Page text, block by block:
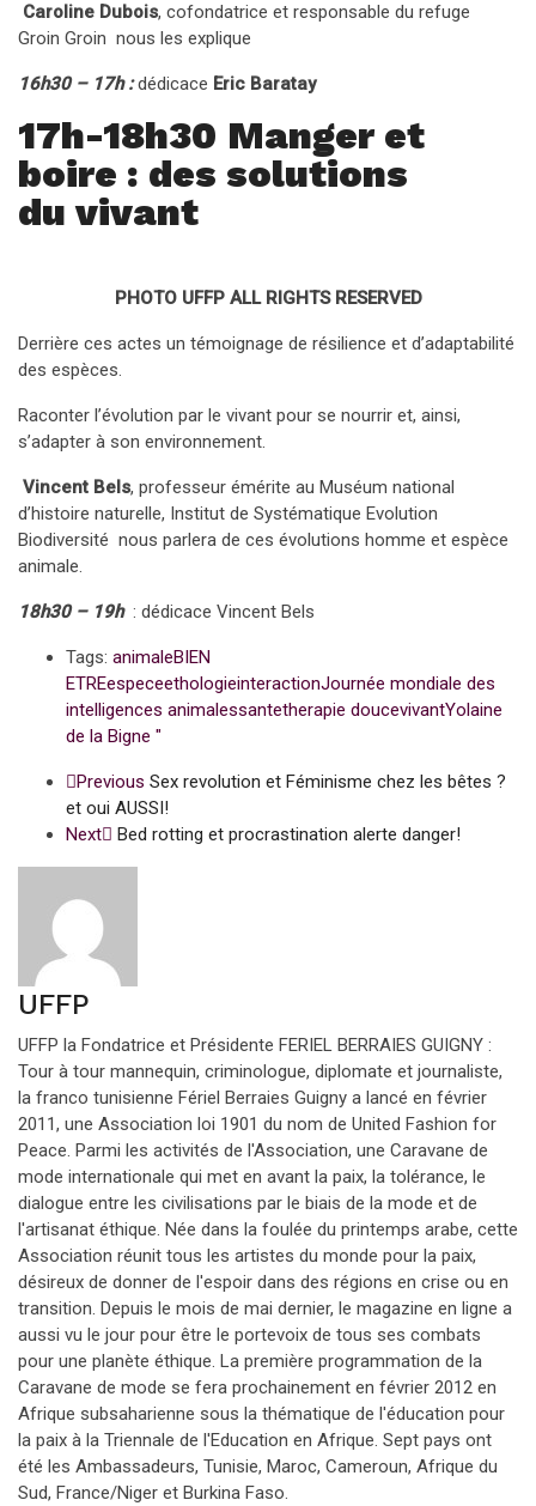
Caroline Dubois, cofondatrice et responsable du refuge
Groin Groin nous les explique
16h30 – 17h :dédicace Eric Baratay
17h-18h30 Manger et
boire : des solutions
du vivant
PHOTO UFFP ALL RIGHTS RESERVED
Derrière ces actes un témoignage de résilience et d’adaptabilité
des espèces.
Raconter l’évolution par le vivant pour se nourrir et, ainsi,
s’adapter à son environnement.
Vincent Bels, professeur émérite au Muséum national
d’histoire naturelle, Institut de Systématique Evolution
Biodiversité nous parlera de ces évolutions homme et espèce
animale.
18h30 – 19h: dédicace Vincent Bels
Tags: animaleBIEN
ETREespeceethologieinteractionJournée mondiale des
intelligences animalessantetherapie doucevivantYolaine
de la Bigne "
Previous Sex revolution et Féminisme chez les bêtes ?
et oui AUSSI!
Next
Bed rotting et procrastination alerte danger!
UFFP
UFFP la Fondatrice et Présidente FERIEL BERRAIES GUIGNY :
Tour à tour mannequin, criminologue, diplomate et journaliste,
la franco tunisienne Fériel Berraies Guigny a lancé en février
2011, une Association loi 1901 du nom de United Fashion for
Peace. Parmi les activités de l'Association, une Caravane de
mode internationale qui met en avant la paix, la tolérance, le
dialogue entre les civilisations par le biais de la mode et de
l'artisanat éthique. Née dans la foulée du printemps arabe, cette
Association réunit tous les artistes du monde pour la paix,
désireux de donner de l'espoir dans des régions en crise ou en
transition. Depuis le mois de mai dernier, le magazine en ligne a
aussi vu le jour pour être le portevoix de tous ses combats
pour une planète éthique. La première programmation de la
Caravane de mode se fera prochainement en février 2012 en
Afrique subsaharienne sous la thématique de l'éducation pour
la paix à la Triennale de l'Education en Afrique. Sept pays ont
été les Ambassadeurs, Tunisie, Maroc, Cameroun, Afrique du
Sud, France/Niger et Burkina Faso.